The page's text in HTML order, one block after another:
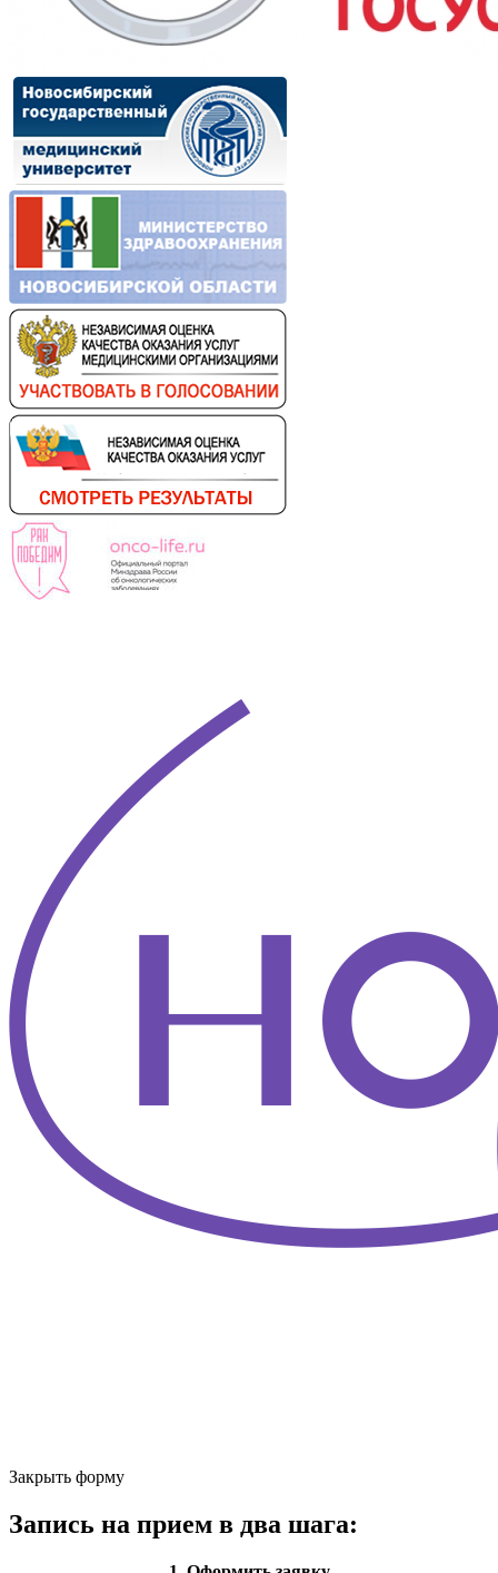
Закрыть форму
Запись на прием в два шага: